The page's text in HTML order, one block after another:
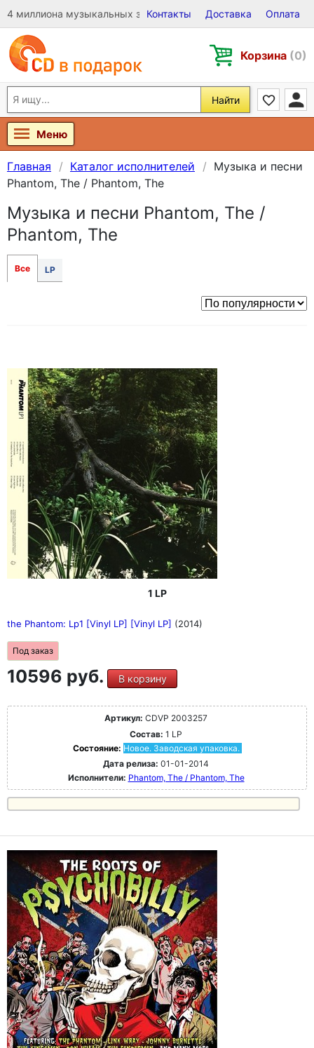
4 миллиона музыкальных записей на Виниле, CD и DVD
Контакты Доставка Оплата
Корзина (0)
Найти
Меню
Главная Каталог исполнителей
Музыка и песни
Phantom, The / Phantom, The
Музыка и песни Phantom, The /
Phantom, The
Все LP
1 LP
the Phantom: Lp1 [Vinyl LP] [Vinyl LP] (2014)
Под заказ
10596 руб. В корзину
Артикул: CDVP 2003257
Состав: 1 LP
Состояние: Новое. Заводская упаковка.
Дата релиза: 01-01-2014
Исполнители: Phantom, The / Phantom, The